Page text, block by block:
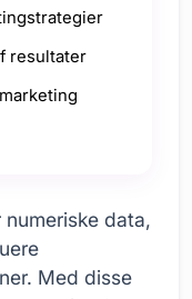
resultater
data,
Med disse